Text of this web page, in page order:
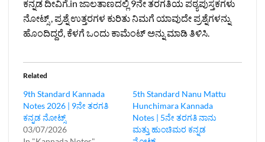
ಕನ್ನಡ ದೀವಿಗೆ.in ಜಾಲತಾಣದಲ್ಲಿ 9ನೇ ತರಗತಿಯ ಪಠ್ಯಪುಸ್ತಕಗಳು
ನೋಟ್ಸ್ , ಪ್ರಶ್ನೆ ಉತ್ತರಗಳ ಕುರಿತು ನಿಮಗೆ ಯಾವುದೇ ಪ್ರಶ್ನೆಗಳನ್ನು
ಹೊಂದಿದ್ದರೆ, ಕೆಳಗೆ ಒಂದು ಕಾಮೆಂಟ್ ಅನ್ನು ಮಾಡಿ ತಿಳಿಸಿ.
Related
9th Standard Kannada
Notes 2026 | 9ನೇ ತರಗತಿ
ಕನ್ನಡ ನೋಟ್ಸ್
03/07/2026
5th Standard Nanu Mattu
Hunchimara Kannada
Notes | 5ನೇ ತರಗತಿ ನಾನು
ಮತ್ತು ಹುಂಚಿಮರ ಕನ್ನಡ